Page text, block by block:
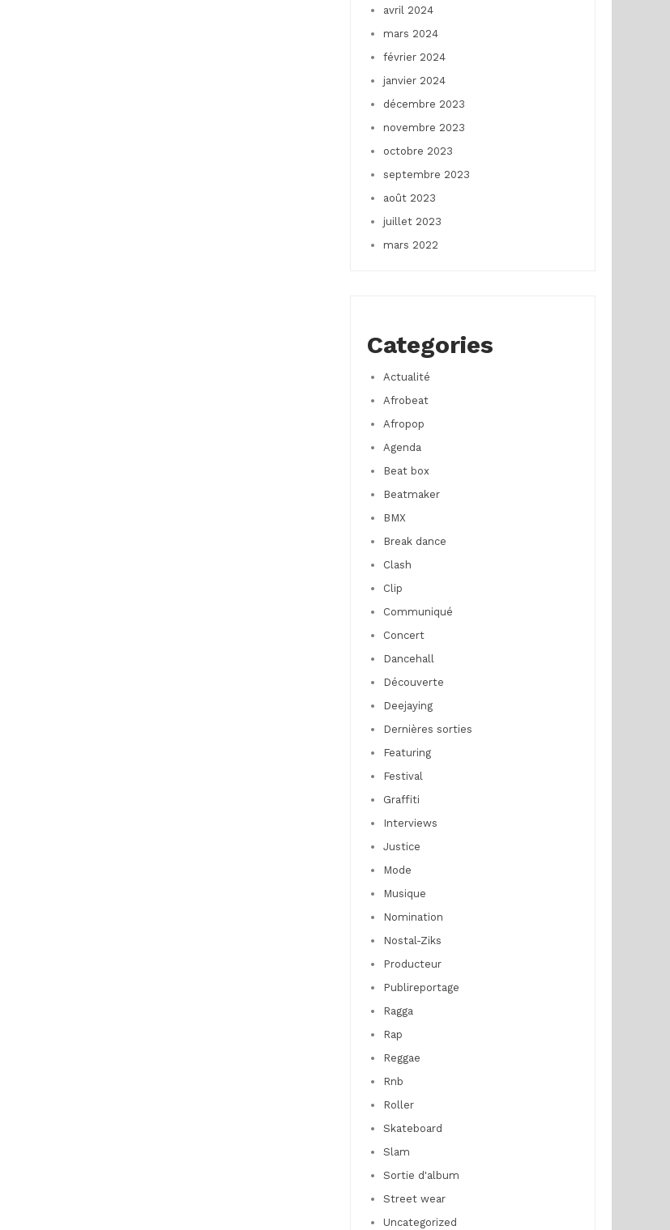
avril 2024
mars 2024
février 2024
janvier 2024
décembre 2023
novembre 2023
octobre 2023
septembre 2023
août 2023
juillet 2023
mars 2022
Categories
Actualité
Afrobeat
Afropop
Agenda
Beat box
Beatmaker
BMX
Break dance
Clash
Clip
Communiqué
Concert
Dancehall
Découverte
Deejaying
Dernières sorties
Featuring
Festival
Graffiti
Interviews
Justice
Mode
Musique
Nomination
Nostal-Ziks
Producteur
Publireportage
Ragga
Rap
Reggae
Rnb
Roller
Skateboard
Slam
Sortie d'album
Street wear
Uncategorized